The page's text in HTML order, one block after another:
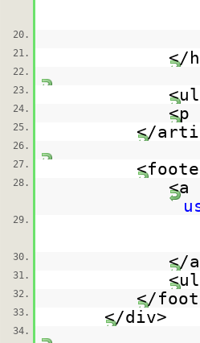
20.
21.
</
22.
23.
24. <p
25. </
26.
27.
28.
<a
29.
30. </
31.
32. </
33. </div>
34.